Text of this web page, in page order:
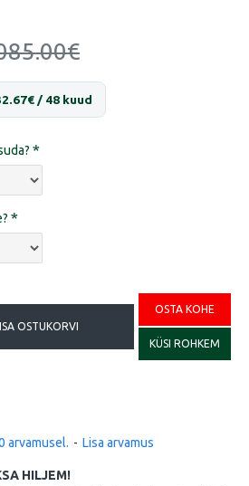
HILJEM!
arvamusel. - Lisa arvamus
/ 48 kuud
OSTUKORVI
OSTA KOHE
KÜSI ROHKEM